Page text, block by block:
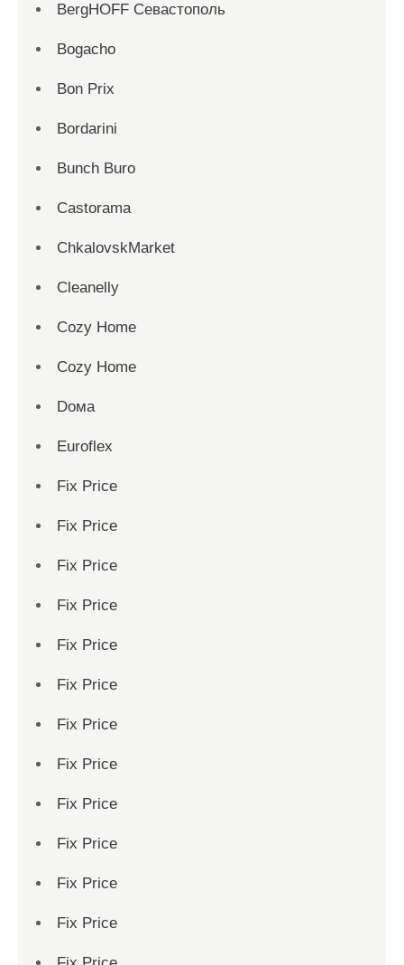
BergHOFF Севастополь
Bogacho
Bon Prix
Bordarini
Bunch Buro
Castorama
ChkalovskMarket
Cleanelly
Cozy Home
Cozy Home
Dома
Euroflex
Fix Price
Fix Price
Fix Price
Fix Price
Fix Price
Fix Price
Fix Price
Fix Price
Fix Price
Fix Price
Fix Price
Fix Price